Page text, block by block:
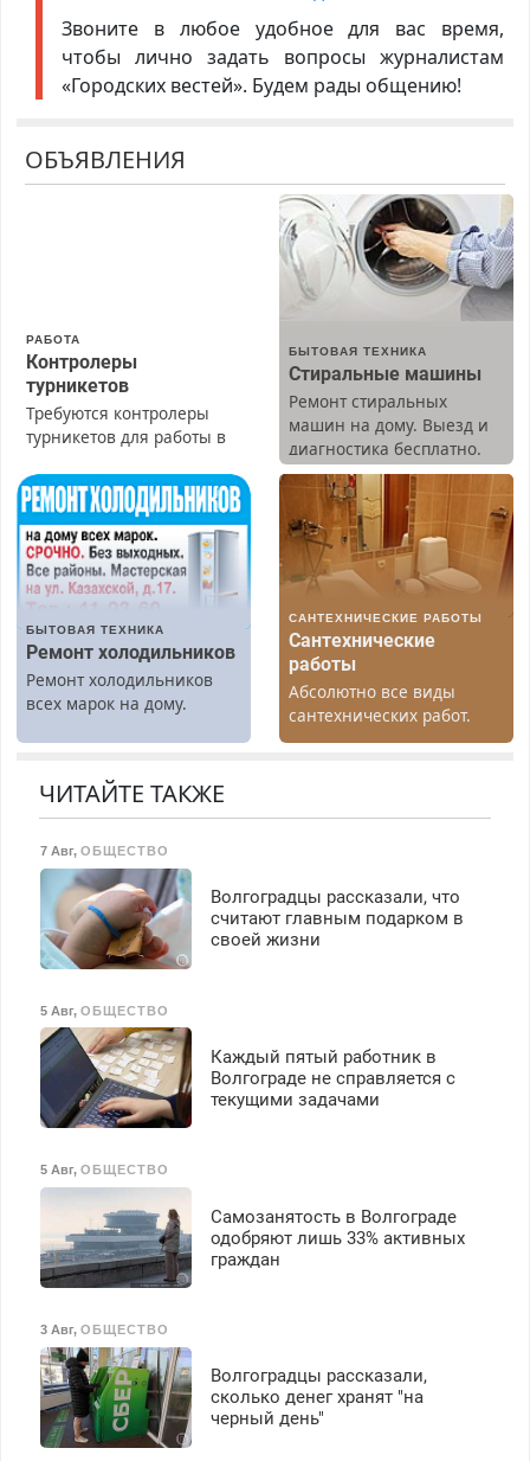
Звоните в любое удобное для вас время,
чтобы лично задать вопросы журналистам
«Городских вестей». Будем рады общению!
ОБЪЯВЛЕНИЯ
РАБОТА
Контролеры
турникетов
Требуются контролеры
турникетов для работы в
(мужчины, женщины).
Прием по ТК РФ. График
работы любой.
Бесплатное проживание.
З/п – до 96000 рублей до
вычета налогов.
Ежемесячно
выплачивается денежная
премия. Возможно
бесплатное обучение,
получение документов,
работа инспектором по
безопасности с з/п до
125000 руб.
БЫТОВАЯ ТЕХНИКА
Стиральные машины
Ремонт стиральных
машин на дому. Выезд и
диагностика бесплатно.
Предусмотрены скидки.
БЫТОВАЯ ТЕХНИКА
Ремонт холодильников
Ремонт холодильников
всех марок на дому.
САНТЕХНИЧЕСКИЕ РАБОТЫ
Сантехнические
работы
Абсолютно все виды
сантехнических работ.
Быстро. Качественно.
ЧИТАЙТЕ ТАКЖЕ
7 Авг, ОБЩЕСТВО
Волгоградцы рассказали, что
считают главным подарком в
своей жизни
5 Авг, ОБЩЕСТВО
Каждый пятый работник в
Волгограде не справляется с
текущими задачами
5 Авг, ОБЩЕСТВО
Самозанятость в Волгограде
одобряют лишь 33% активных
граждан
3 Авг, ОБЩЕСТВО
Волгоградцы рассказали,
сколько денег хранят "на
черный день"